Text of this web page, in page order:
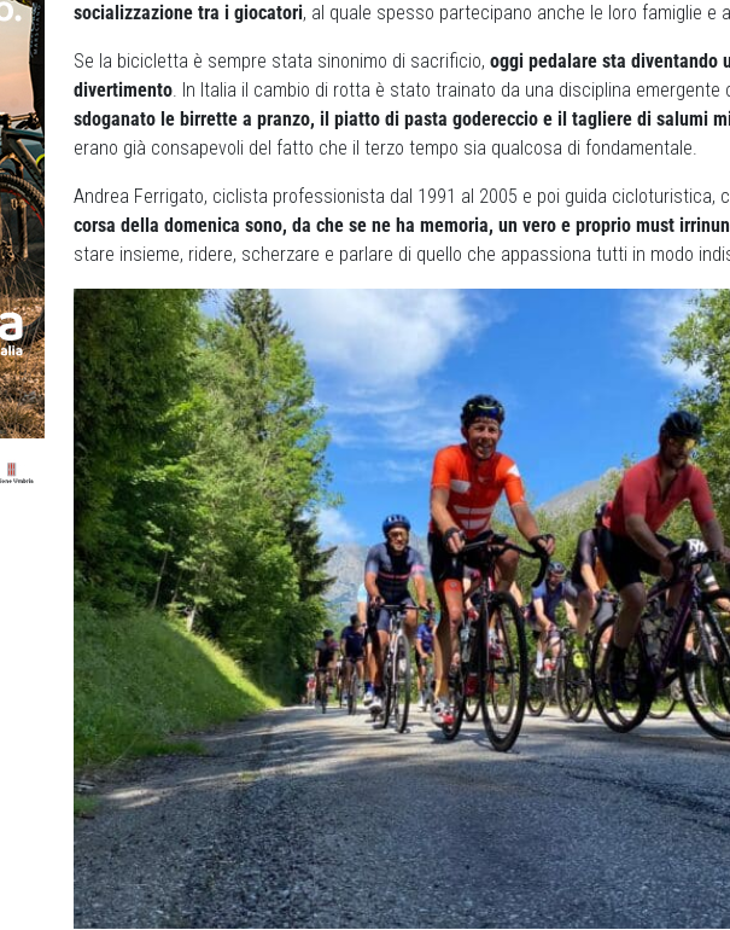
socializzazione tra i giocatori, al quale spesso partecipano anche le loro famiglie e
Se la bicicletta è sempre stata sinonimo di sacrificio, oggi pedalare sta diventando
divertimento. In Italia il cambio di rotta è stato trainato da una disciplina emergente
sdoganato le birrette a pranzo, il piatto di pasta godereccio e il tagliere di salumi
erano già consapevoli del fatto che il terzo tempo sia qualcosa di fondamentale.
Andrea Ferrigato, ciclista professionista dal 1991 al 2005 e poi guida cicloturistica,
corsa della domenica sono, da che se ne ha memoria, un vero e proprio must
stare insieme, ridere, scherzare e parlare di quello che appassiona tutti in modo